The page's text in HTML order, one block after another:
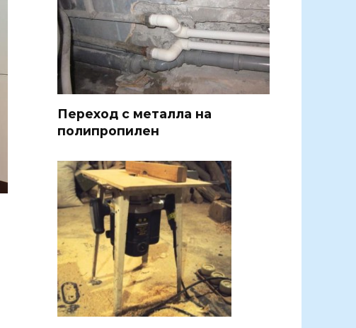
Переход с металла на
полипропилен